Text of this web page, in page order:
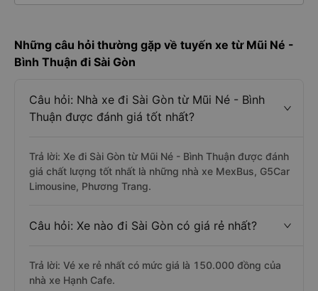
Những câu hỏi thường gặp về tuyến xe từ Mũi Né -
Bình Thuận đi Sài Gòn
Câu hỏi: Nhà xe đi Sài Gòn từ Mũi Né - Bình
Thuận được đánh giá tốt nhất?
Trả lời: Xe đi Sài Gòn từ Mũi Né - Bình Thuận được đánh
giá chất lượng tốt nhất là những nhà xe MexBus, G5Car
Limousine, Phương Trang.
Câu hỏi: Xe nào đi Sài Gòn có giá rẻ nhất?
Trả lời: Vé xe rẻ nhất có mức giá là 150.000 đồng của
nhà xe Hạnh Cafe.